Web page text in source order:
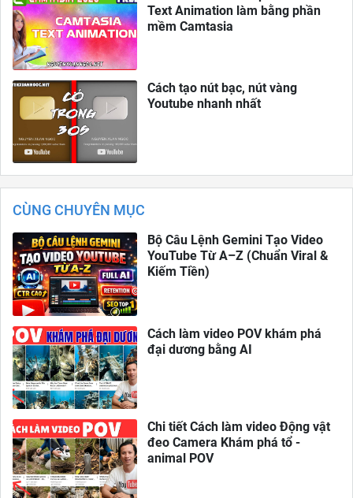
Text Animation làm bằng phần
mềm Camtasia
Cách tạo nút bạc, nút vàng
Youtube nhanh nhất
CÙNG CHUYÊN MỤC
Bộ Câu Lệnh Gemini Tạo Video
YouTube Từ A–Z (Chuẩn Viral &
Kiếm Tiền)
Cách làm video POV khám phá
đại dương bằng AI
Chi tiết Cách làm video Động vật
đeo Camera Khám phá tổ -
animal POV